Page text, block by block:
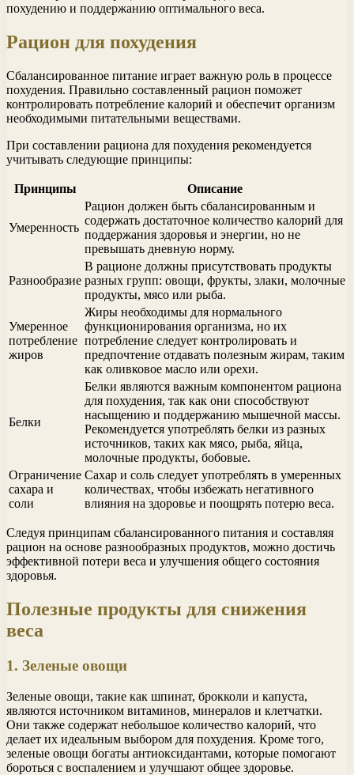
похудению и поддержанию оптимального веса.
Рацион для похудения
Сбалансированное питание играет важную роль в процессе
похудения. Правильно составленный рацион поможет
контролировать потребление калорий и обеспечит организм
необходимыми питательными веществами.
При составлении рациона для похудения рекомендуется
учитывать следующие принципы:
Принципы Описание
Умеренность
Рацион должен быть сбалансированным и
содержать достаточное количество калорий для
поддержания здоровья и энергии, но не
превышать дневную норму.
Разнообразие
В рационе должны присутствовать продукты
разных групп: овощи, фрукты, злаки, молочные
продукты, мясо или рыба.
Умеренное
потребление
жиров
Жиры необходимы для нормального
функционирования организма, но их
потребление следует контролировать и
предпочтение отдавать полезным жирам, таким
как оливковое масло или орехи.
Белки
Белки являются важным компонентом рациона
для похудения, так как они способствуют
насыщению и поддержанию мышечной массы.
Рекомендуется употреблять белки из разных
источников, таких как мясо, рыба, яйца,
молочные продукты, бобовые.
Ограничение
сахара и
соли
Сахар и соль следует употреблять в умеренных
количествах, чтобы избежать негативного
влияния на здоровье и поощрять потерю веса.
Следуя принципам сбалансированного питания и составляя
рацион на основе разнообразных продуктов, можно достичь
эффективной потери веса и улучшения общего состояния
здоровья.
Полезные продукты для снижения
веса
1. Зеленые овощи
Зеленые овощи, такие как шпинат, брокколи и капуста,
являются источником витаминов, минералов и клетчатки.
Они также содержат небольшое количество калорий, что
делает их идеальным выбором для похудения. Кроме того,
зеленые овощи богаты антиоксидантами, которые помогают
бороться с воспалением и улучшают общее здоровье.